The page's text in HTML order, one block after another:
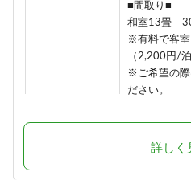
■間取り■
和室13畳
※有料で客室
（2,200円/泊
※ご希望の際
ださい。
詳しく